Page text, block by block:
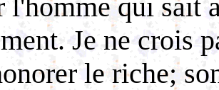
l'homme qui sait
Je ne crois
le riche;